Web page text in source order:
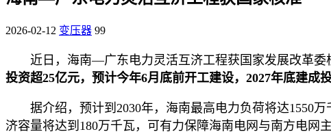
2026-02-12 变压器 99
近日，海南—广东电力灵活互济工程获国家发展改革委
投资超25亿元，预计今年6月底前开工建设，2027年底建成
据介绍，预计到2030年，海南最高电力负荷将达1550
济容量将达到180万千瓦，可有力保障海南电网与南方电网